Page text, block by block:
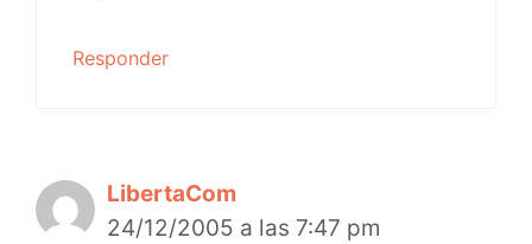
Responder
LibertaCom
24/12/2005 a las 7:47 pm